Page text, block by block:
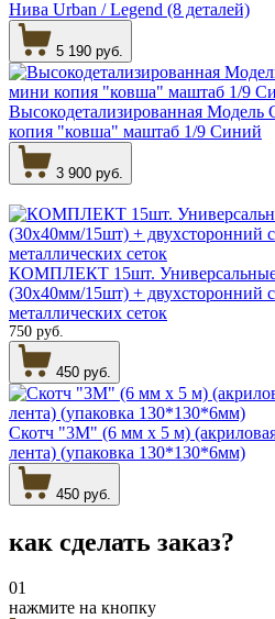
Нива Urban / Legend (8 деталей)
5 190 руб.
Высокодетализированная
копия "ковша" маштаб 1/9 Синий
3 900 руб.
КОМПЛЕКТ 15шт. Универсальные
(30х40мм/15шт) + двухсторонний
металлических сеток
750 руб.
450 руб.
Скотч "3М" (6 мм х 5 м) (акриловая
лента) (упаковка 130*130*6мм)
450 руб.
как сделать заказ?
01
нажмите на кнопку